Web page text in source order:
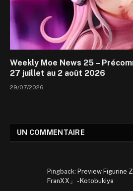
Weekly Moe News 25 –
27 juillet au 2 août 2026
29/07/2026
UN COMMENTAIRE
Pingback: Preview Figurine
FranXX」 - Kotobukiya